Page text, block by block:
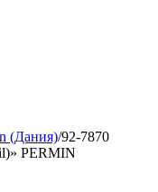
(Дания)/92-7870
PERMIN